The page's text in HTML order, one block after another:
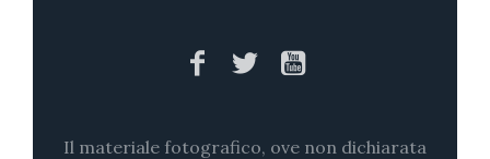
Il materiale fotografico, ove non dichiarata